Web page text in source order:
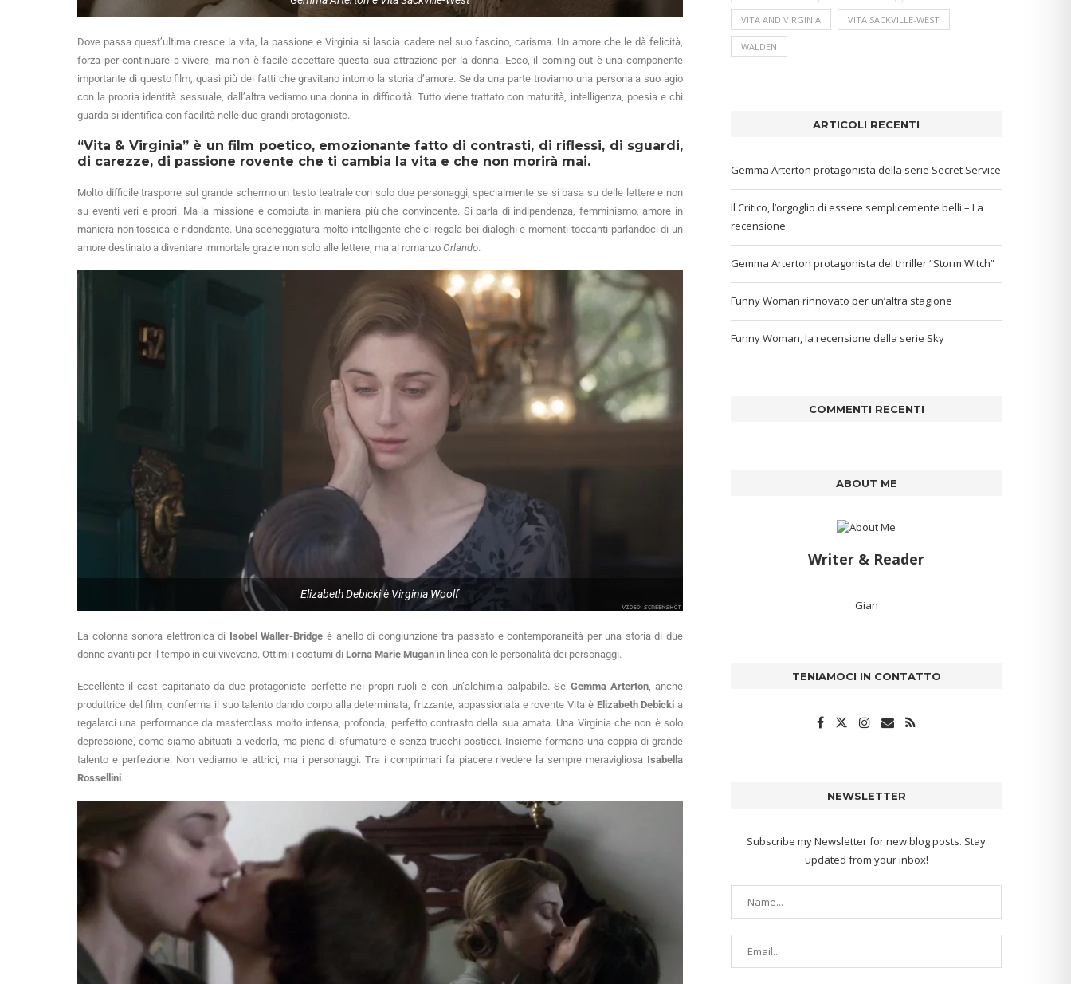
Dove passa quest’ultima cresce la vita, la passione e Virginia si lascia cadere nel suo fascino, carisma. Un amore che le dà felicità,
forza per continuare a vivere, ma non è facile accettare questa sua attrazione per la donna. Ecco, il coming out è una componente
importante di questo film, quasi più dei fatti che gravitano intorno la storia d’amore. Se da una parte troviamo una persona a suo agio
con la propria identità sessuale, dall’altra vediamo una donna in difficoltà. Tutto viene trattato con maturità, intelligenza, poesia e chi
guarda si identifica con facilità nelle due grandi protagoniste.
“Vita & Virginia”è un film poetico, emozionante fatto di contrasti, di riflessi, di sguardi,
di carezze, di passione rovente che ti cambia la vita e che non morirà mai.
Molto difficile trasporre sul grande schermo un testo teatrale con solo due personaggi, specialmente se si basa su delle lettere e non
su eventi veri e propri. Ma la missione è compiuta in maniera più che convincente. Si parla di indipendenza, femminismo, amore in
maniera non tossica e ridondante. Una sceneggiatura molto intelligente che ci regala bei dialoghi e momenti toccanti parlandoci di un
amore destinato a diventare immortale grazie non solo alle lettere, ma al romanzo Orlando.
Elizabeth Debicki è Virginia Woolf
La colonna sonora elettronica di Isobel Waller-Bridge è anello di congiunzione tra passato e contemporaneità per una storia di due
donne avanti per il tempo in cui vivevano. Ottimi i costumi di Lorna Marie Mugan in linea con le personalità dei personaggi.
Eccellente il cast capitanato da due protagoniste perfette nei propri ruoli e con un’alchimia palpabile. Se Gemma Arterton, anche
produttrice del film, conferma il suo talento dando corpo alla determinata, frizzante, appassionata e rovente Vita è Elizabeth Debicki a
regalarci una performance da masterclass molto intensa, profonda, perfetto contrasto della sua amata. Una Virginia che non è solo
depressione, come siamo abituati a vederla, ma piena di sfumature e senza trucchi posticci. Insieme formano una coppia di grande
talento e perfezione. Non vediamo le attrici, ma i personaggi. Tra i comprimari fa piacere rivedere la sempre meravigliosa Isabella
Rossellini.
VITA AND VIRGINIA VITA SACKVILLE-WEST
WALDEN
ARTICOLI RECENTI
Gemma Arterton protagonista della serie Secret Service
Il Critico, l’orgoglio di essere semplicemente belli – La
recensione
Gemma Arterton protagonista del thriller “Storm Witch”
Funny Woman rinnovato per un’altra stagione
Funny Woman, la recensione della serie Sky
COMMENTI RECENTI
ABOUT ME
Writer & Reader
Gian
TENIAMOCI IN CONTATTO
NEWSLETTER
Subscribe my Newsletter for new blog posts. Stay
updated from your inbox!